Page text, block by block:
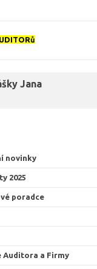
Jana
novinky
2025
poradce
Auditora a Firmy